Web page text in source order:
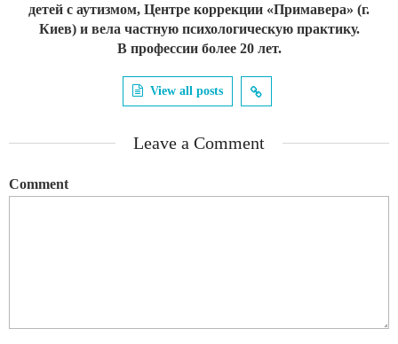
детей с аутизмом, Центре коррекции «Примавера» (г.
Киев) и вела частную психологическую практику.
В профессии более 20 лет.
View all posts
Leave a Comment
Comment